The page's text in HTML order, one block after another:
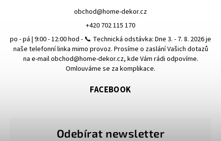
Odebírat newsletter
obchod@home-dekor.cz
+420 702 115 170
po - pá | 9:00 - 12:00 hod - 📞 Technická odstávka: Dne 3. - 7. 8. 2026 je
naše telefonní linka mimo provoz. Prosíme o zaslání Vašich dotazů
na e-mail obchod@home-dekor.cz, kde Vám rádi odpovíme.
Omlouváme se za komplikace.
FACEBOOK